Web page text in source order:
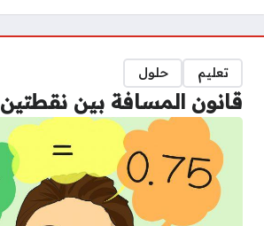
تعليم حلول
قانون المسافة بين نقطتين